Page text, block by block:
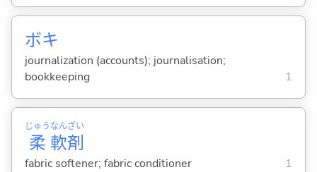
ボキ
journalization (accounts); journalisation;
bookkeeping
1
柔
じゅう
軟
なん
剤
ざい
fabric softener; fabric conditioner 1